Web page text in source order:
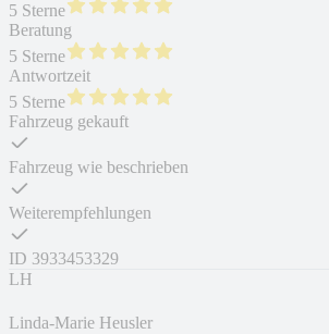
5 Sterne
Beratung
5 Sterne
Antwortzeit
5 Sterne
Fahrzeug gekauft
Fahrzeug wie beschrieben
Weiterempfehlungen
ID 3933453329
LH
Linda-Marie Heusler